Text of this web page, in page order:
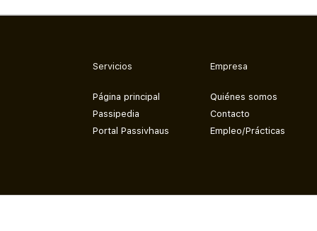
Servicios
Página principal
Passipedia
Portal Passivhaus
Empresa
Quiénes somos
Contacto
Empleo/Prácticas